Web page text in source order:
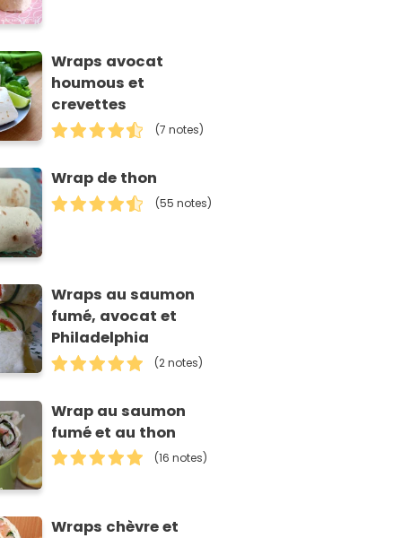
Wraps avocat
houmous et
crevettes
(7 notes)
Wrap de thon
(55 notes)
Wraps au saumon
fumé, avocat et
Philadelphia
(2 notes)
Wrap au saumon
fumé et au thon
(16 notes)
Wraps chèvre et